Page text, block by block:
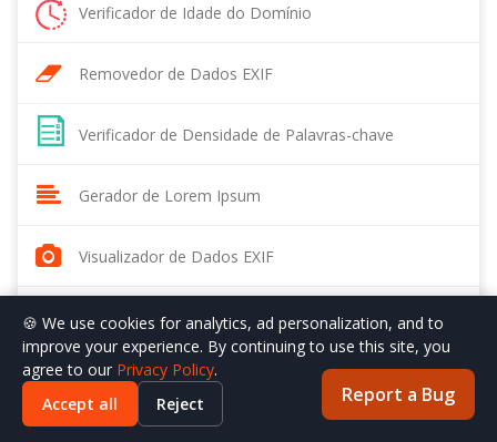
Verificador de Idade do Domínio
Removedor de Dados EXIF
Verificador de Densidade de Palavras-chave
Gerador de Lorem Ipsum
Visualizador de Dados EXIF
Verificador de Ranking Moz
Report a Bug
🍪 We use cookies for analytics, ad personalization, and to
improve your experience. By continuing to use this site, you
agree to our Privacy Policy.
Accept all
Reject